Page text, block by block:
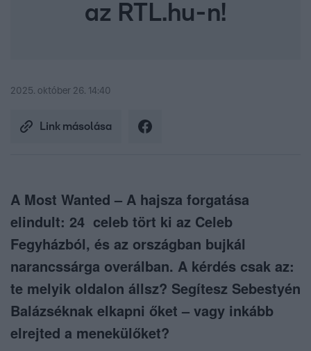
az RTL.hu-n!
2025. október 26. 14:40
Link másolása
A Most Wanted – A hajsza forgatása
elindult: 24 celeb tört ki az Celeb
Fegyházból, és az országban bujkál
narancssárga overálban. A kérdés csak az:
te melyik oldalon állsz? Segítesz Sebestyén
Balázséknak elkapni őket – vagy inkább
elrejted a menekülőket?